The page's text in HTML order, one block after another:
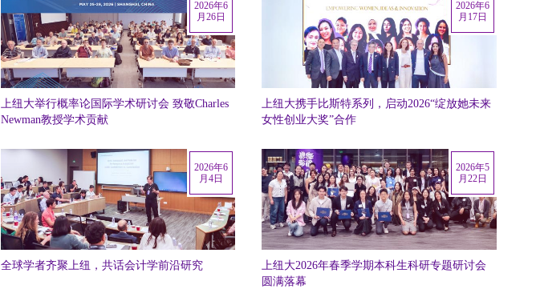
上纽大举行概率论国际学术研讨会 致敬Charles
Newman教授学术贡献
2026年6
月26日
上纽大携手比斯特系列，启动2026“绽放她未来
女性创业大奖”合作
2026年6
月17日
全球学者齐聚上纽，共话会计学前沿研究
2026年6
月4日
上纽大2026年春季学期本科生科研专题研讨会
圆满落幕
2026年5
月22日